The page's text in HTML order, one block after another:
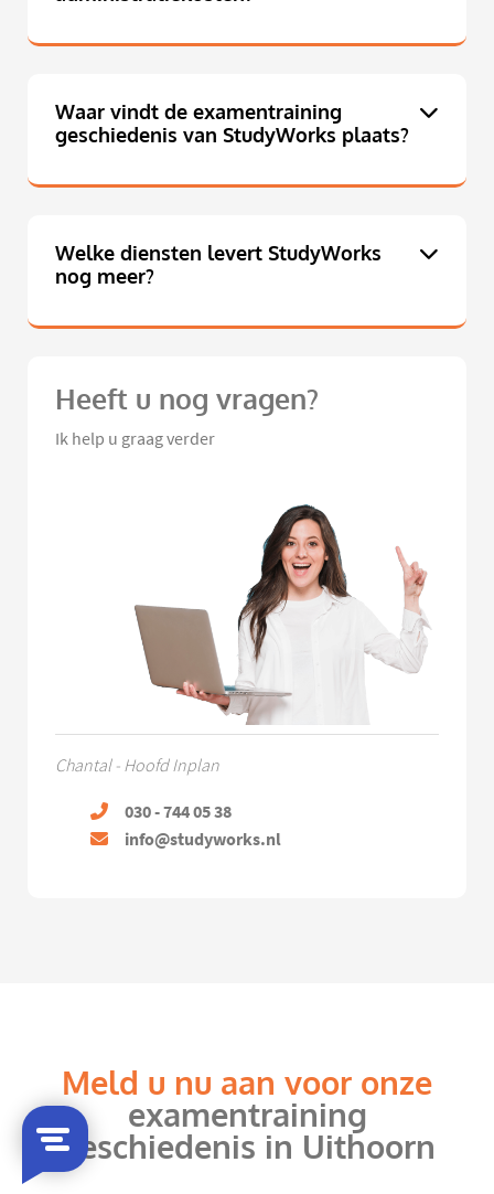
Waar vindt de examentraining
geschiedenis van StudyWorks plaats?
Welke diensten levert StudyWorks
nog meer?
Heeft u nog vragen?
Ik help u graag verder
Chantal - Hoofd Inplan
030 - 744 05 38
info@studyworks.nl
Meld u nu aan voor onze
examentraining
geschiedenis in Uithoorn